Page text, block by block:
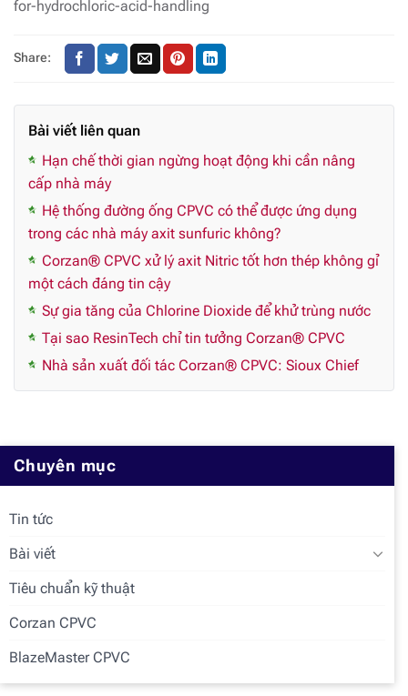
for-hydrochloric-acid-handling
Share:
Bài viết liên quan
Hạn chế thời gian ngừng hoạt động khi cần nâng
cấp nhà máy
Hệ thống đường ống CPVC có thể được ứng dụng
trong các nhà máy axit sunfuric không?
Corzan® CPVC xử lý axit Nitric tốt hơn thép không gỉ
một cách đáng tin cậy
Sự gia tăng của Chlorine Dioxide để khử trùng nước
Tại sao ResinTech chỉ tin tưởng Corzan® CPVC
Nhà sản xuất đối tác Corzan® CPVC: Sioux Chief
Chuyên mục
Tin tức
Bài viết
Tiêu chuẩn kỹ thuật
Corzan CPVC
BlazeMaster CPVC